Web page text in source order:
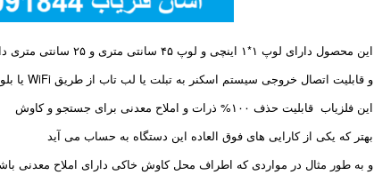
این محصول دارای لوپ ۱*۱ اینچی و لوپ ۴۵ سانتی متری و ۲۵ سانتی متری دابل می باشد.
و قابلیت اتصال خروجی سیستم اسکنر به تبلت یا لب تاب از طریق WiFi یا بلوتوث را نیز دارا میباشد،
این فلزیاب قابلیت حذف ۱۰۰% ذرات و املاح معدنی برای جستجو و کاوش
بهتر که یکی از کارایی های فوق العاده این دستگاه به حساب می آید
و به طور مثال در مواردی که اطراف محل کاوش خاکی دارای املاح معدنی